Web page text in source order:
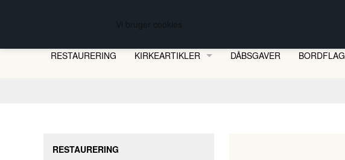
Vi bruger cookies
FREDBERG KIRKESØLVSMEDEN
RESTAURERING
KIRKEARTIKLER
DÅBSGAVER BORDFLAG
RESTAURERING